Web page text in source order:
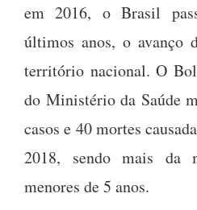
em 2016, o Brasil
últimos anos, o avanço
território nacional. O
do Ministério da Saúde
casos e 40 mortes
2018, sendo mais da
menores de 5 anos.